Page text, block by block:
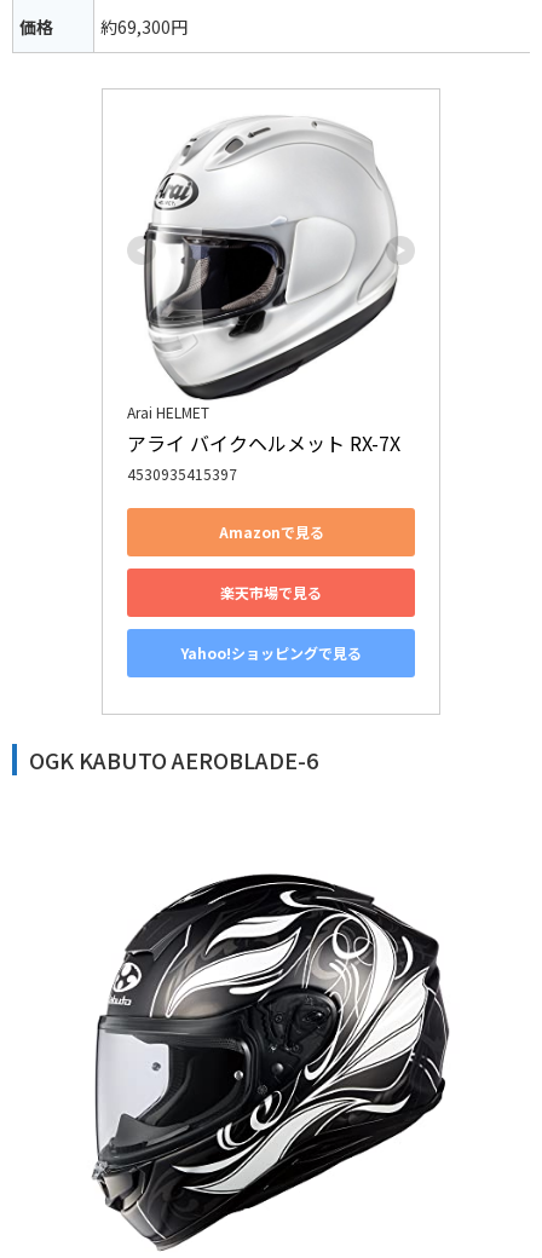
価格 約69,300円
Arai HELMET
アライ バイクヘルメット RX-7X
4530935415397
Amazonで見る
楽天市場で見る
Yahoo!ショッピングで見る
OGK KABUTO AEROBLADE-6